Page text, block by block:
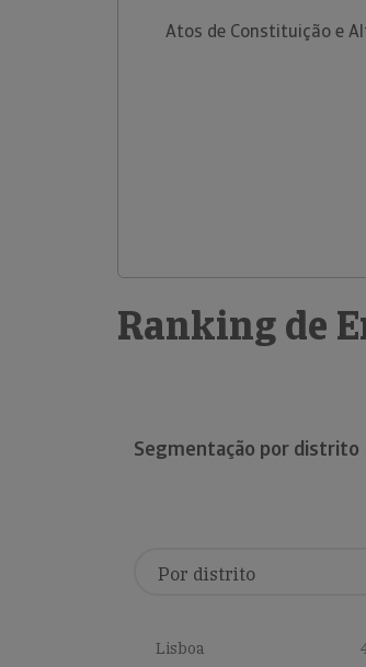
Atos de Constituição e
Ranking de
Segmentação por distrito
Lisboa